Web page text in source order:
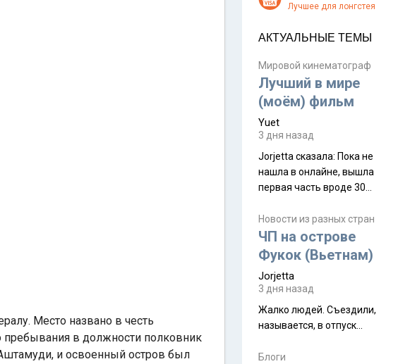
Место названо в честь
в должности полковник
и освоенный остров был
Лучшее для лонгстея
АКТУАЛЬНЫЕ ТЕМЫ
Мировой кинематограф
Лучший в мире
(моём) фильм
Yuet
3 дня назад
Jorjetta сказалa: Пока не
нашла в онлайне, вышла
первая часть вроде 30
Дивали 8 ноября.
Новости из разных стран
ЧП на острове
Фукок (Вьетнам)
Jorjetta
3 дня назад
Жалко людей. Съездили,
называется, в отпуск...
Блоги